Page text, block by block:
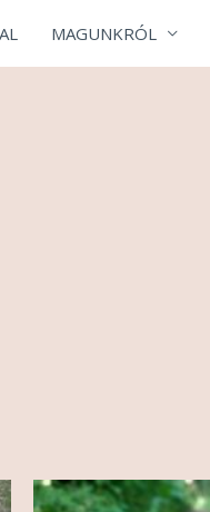
MAGUNKRÓL